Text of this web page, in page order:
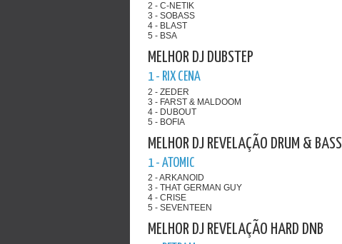
2 - C-NETIK
3 - SOBASS
4 - BLAST
5 - BSA
MELHOR DJ DUBSTEP
1 - RIX CENA
2 - ZEDER
3 - FARST & MALDOOM
4 - DUBOUT
5 - BOFIA
MELHOR DJ REVELAÇÃO DRUM & BASS
1 - ATOMIC
2 - ARKANOID
3 - THAT GERMAN GUY
4 - CRISE
5 - SEVENTEEN
MELHOR DJ REVELAÇÃO HARD DNB